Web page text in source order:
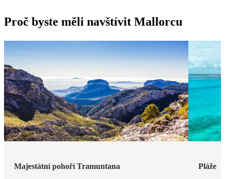
Proč byste měli navštívit Mallorcu
Majestátní pohoří Tramuntana Pláže